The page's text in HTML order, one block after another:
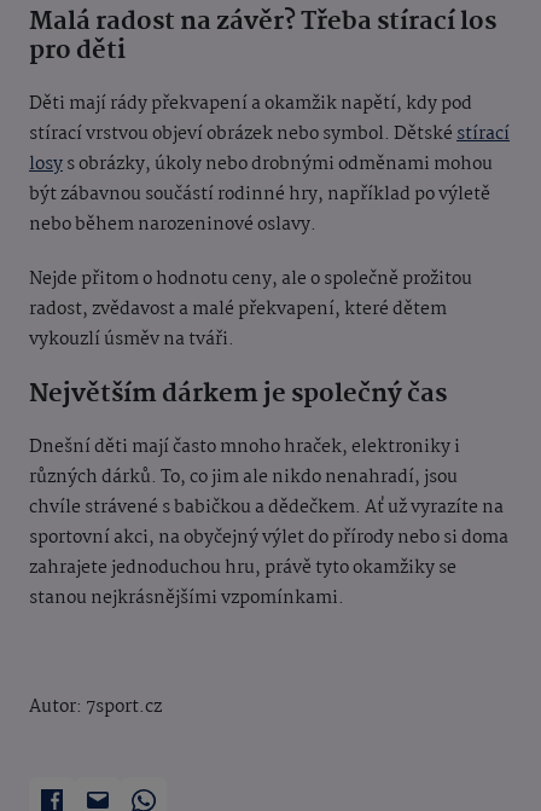
Malá radost na závěr? Třeba stírací los
pro děti
Děti mají rády překvapení a okamžik napětí, kdy pod
stírací vrstvou objeví obrázek nebo symbol. Dětskéstírací
losys obrázky, úkoly nebo drobnými odměnami mohou
být zábavnou součástí rodinné hry, například po výletě
nebo během narozeninové oslavy.
Nejde přitom o hodnotu ceny, ale o společně prožitou
radost, zvědavost a malé překvapení, které dětem
vykouzlí úsměv na tváři.
Největším dárkem je společný čas
Dnešní děti mají často mnoho hraček, elektroniky i
různých dárků. To, co jim ale nikdo nenahradí, jsou
chvíle strávené s babičkou a dědečkem. Ať už vyrazíte na
sportovní akci, na obyčejný výlet do přírody nebo si doma
zahrajete jednoduchou hru, právě tyto okamžiky se
stanou nejkrásnějšími vzpomínkami.
Autor: 7sport.cz